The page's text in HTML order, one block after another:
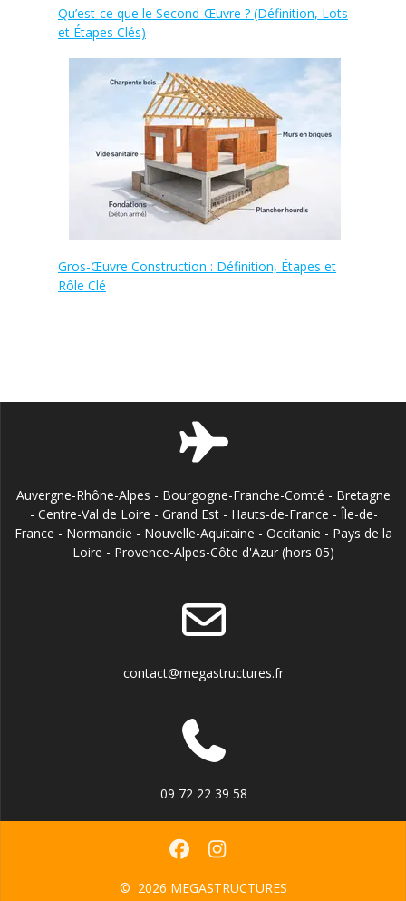
Qu’est-ce que le Second-Œuvre ? (Définition, Lots
et Étapes Clés)
Gros-Œuvre Construction : Définition, Étapes et
Rôle Clé
Auvergne-Rhône-Alpes - Bourgogne-Franche-Comté - Bretagne
- Centre-Val de Loire - Grand Est - Hauts-de-France - Île-de-
France - Normandie - Nouvelle-Aquitaine - Occitanie - Pays de la
Loire - Provence-Alpes-Côte d'Azur (hors 05)
contact@megastructures.fr
09 72 22 39 58
© 2026 MEGASTRUCTURES